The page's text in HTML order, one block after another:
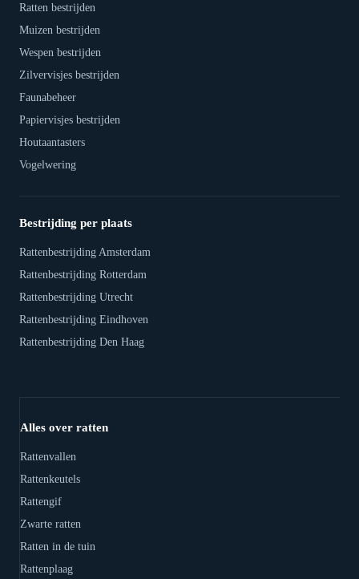
Ratten bestrijden
Muizen bestrijden
Wespen bestrijden
Zilvervisjes bestrijden
Faunabeheer
Papiervisjes bestrijden
Houtaantasters
Vogelwering
Bestrijding per plaats
Rattenbestrijding Amsterdam
Rattenbestrijding Rotterdam
Rattenbestrijding Utrecht
Rattenbestrijding Eindhoven
Rattenbestrijding Den Haag
Alles over ratten
Rattenvallen
Rattenkeutels
Rattengif
Zwarte ratten
Ratten in de tuin
Rattenplaag